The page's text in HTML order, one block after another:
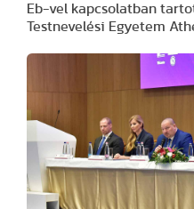
Eb-vel kapcsolatban
Testnevelési Egyetem